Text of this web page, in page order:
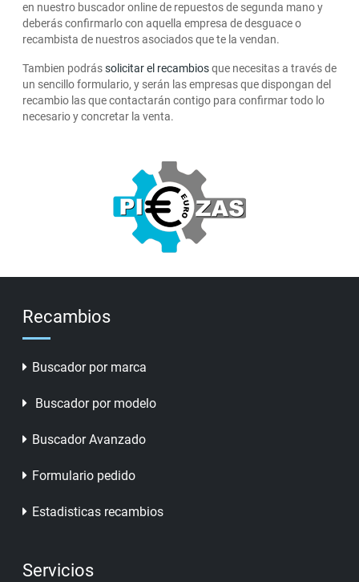
en nuestro buscador online de repuestos de segunda mano y
deberás confirmarlo con aquella empresa de desguace o
recambista de nuestros asociados que te la vendan.
Tambien podrássolicitar el recambiosque necesitas a través de
un sencillo formulario, y serán las empresas que dispongan del
recambio las que contactarán contigo para confirmar todo lo
necesario y concretar la venta.
Recambios
Buscador por marca
Buscador por modelo
Buscador Avanzado
Formulario pedido
Estadisticas recambios
Servicios